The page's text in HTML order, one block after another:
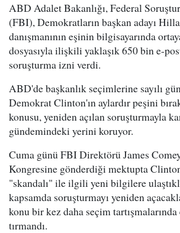
ABD Adalet Bakanlığı, Federal
(FBI), Demokratların başkan adayı
danışmanının eşinin bilgisayarında
dosyasıyla ilişkili yaklaşık 650 bin e-
soruşturma izni verdi.
ABD'de başkanlık seçimlerine sayılı
Demokrat Clinton'ın aylardır peşini
konusu, yeniden açılan soruşturmayla
gündemindeki yerini koruyor.
Cuma günü FBI Direktörü James
Kongresine gönderdiği mektupta
"skandalı" ile ilgili yeni bilgilere
kapsamda soruşturmayı yeniden
konu bir kez daha seçim tartışmalarında
tırmandı.